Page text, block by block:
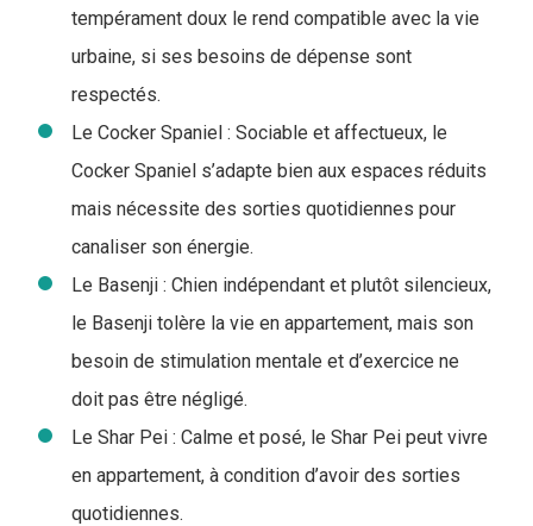
tempérament doux le rend compatible avec la vie
urbaine, si ses besoins de dépense sont
respectés.
Le Cocker Spaniel : Sociable et affectueux, le
Cocker Spaniel s’adapte bien aux espaces réduits
mais nécessite des sorties quotidiennes pour
canaliser son énergie.
Le Basenji : Chien indépendant et plutôt silencieux,
le Basenji tolère la vie en appartement, mais son
besoin de stimulation mentale et d’exercice ne
doit pas être négligé.
Le Shar Pei : Calme et posé, le Shar Pei peut vivre
en appartement, à condition d’avoir des sorties
quotidiennes.